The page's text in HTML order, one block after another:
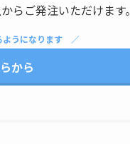
らご発注いただけます。
うになります
から